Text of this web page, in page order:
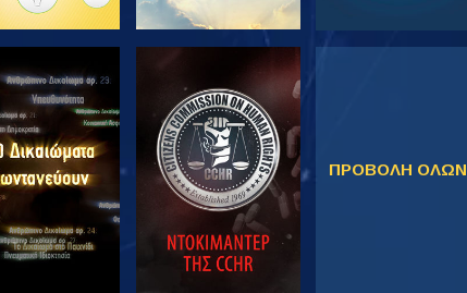
ΠΑΡΑΚΟΛΟΥΘΗΣΤΕ
ΠΡΟΒΟΛΗ ΟΛΩΝ